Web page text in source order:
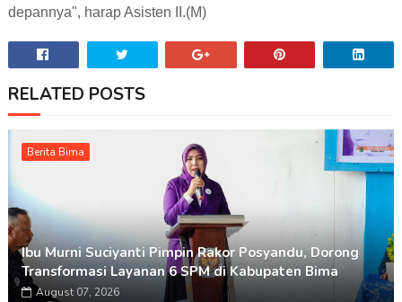
depannya", harap Asisten II.(M)
RELATED POSTS
Berita Bima
Ibu Murni Suciyanti Pimpin Rakor Posyandu, Dorong
Transformasi Layanan 6 SPM di Kabupaten Bima
August 07, 2026